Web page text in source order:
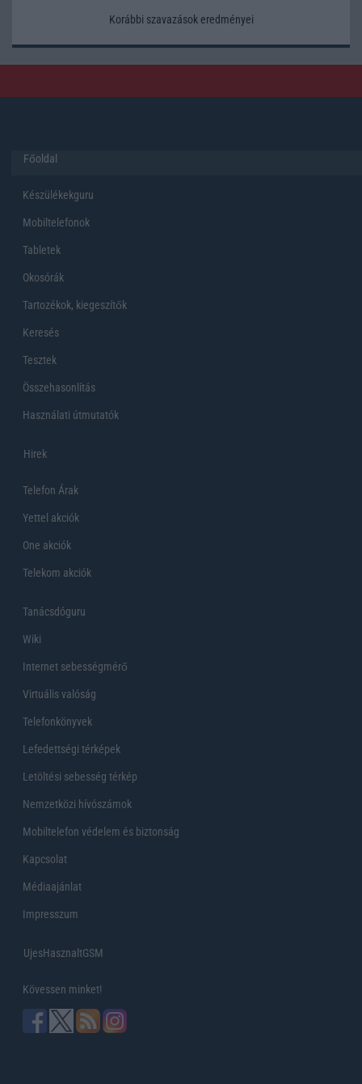
Korábbi szavazások eredményei
Főoldal
Készülékekguru
Mobiltelefonok
Tabletek
Okosórák
Tartozékok, kiegeszítők
Keresés
Tesztek
Összehasonlítás
Használati útmutatók
Hirek
Telefon Árak
Yettel akciók
One akciók
Telekom akciók
Tanácsdóguru
Wiki
Internet sebességmérő
Virtuális valóság
Telefonkönyvek
Lefedettségi térképek
Letöltési sebesség térkép
Nemzetközi hívószámok
Mobiltelefon védelem és biztonság
Kapcsolat
Médiaajánlat
Impresszum
UjesHasznaltGSM
Kövessen minket!